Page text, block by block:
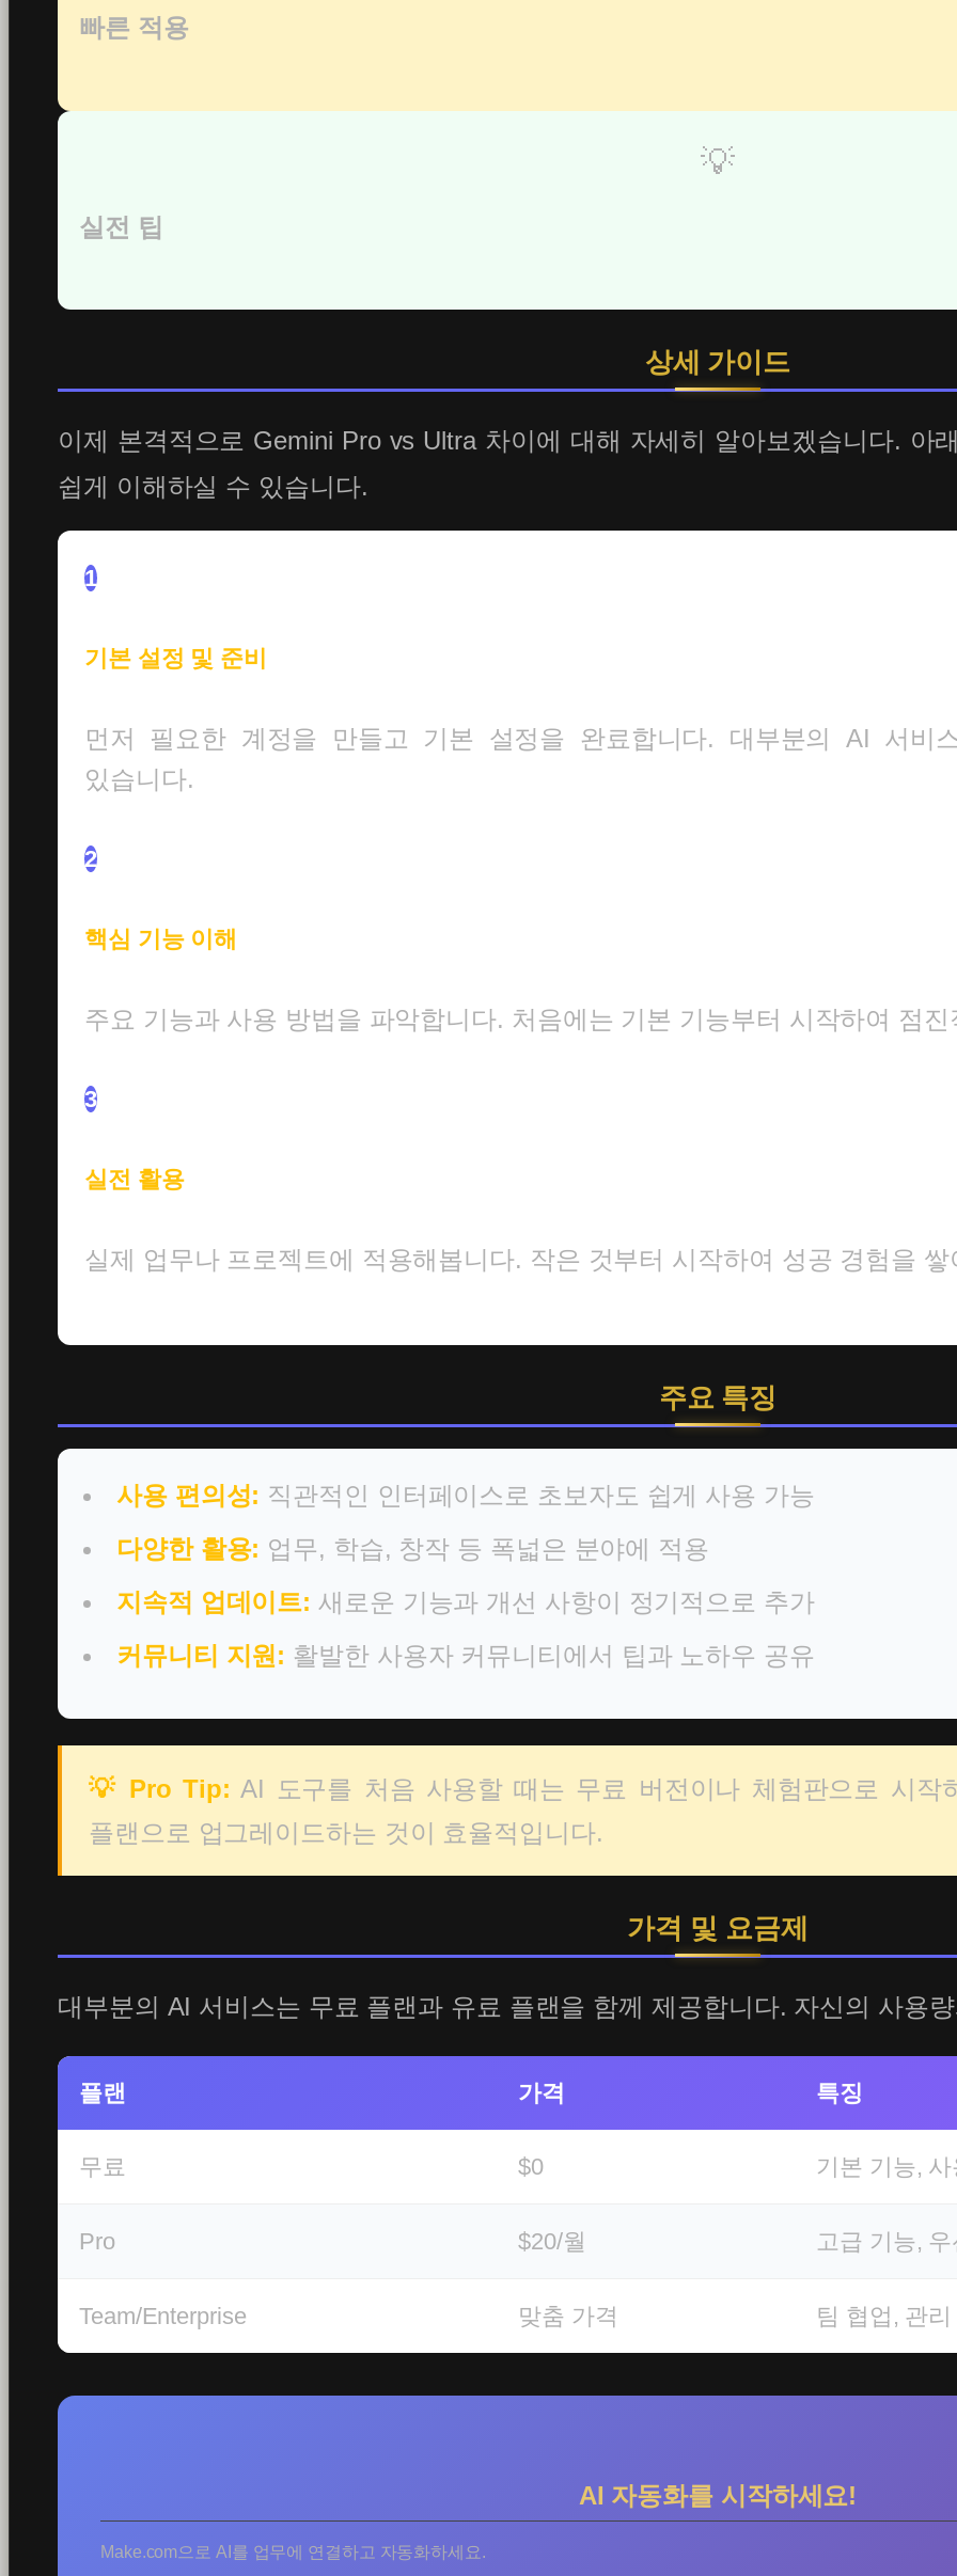
빠른 적용
💡
실전 팁
상세 가이드
이제 본격적으로 Gemini Pro vs Ultra 차이에 대해 자세히 알아보겠습니다. 아
쉽게 이해하실 수 있습니다.
1
기본 설정 및 준비
먼저 필요한 계정을 만들고 기본 설정을 완료합니다. 대부분의 AI 서비
있습니다.
2
핵심 기능 이해
주요 기능과 사용 방법을 파악합니다. 처음에는 기본 기능부터 시작하여 점
3
실전 활용
실제 업무나 프로젝트에 적용해봅니다. 작은 것부터 시작하여 성공 경험을 쌓
주요 특징
사용 편의성: 직관적인 인터페이스로 초보자도 쉽게 사용 가능
다양한 활용: 업무, 학습, 창작 등 폭넓은 분야에 적용
지속적 업데이트: 새로운 기능과 개선 사항이 정기적으로 추가
커뮤니티 지원: 활발한 사용자 커뮤니티에서 팁과 노하우 공유
💡 Pro Tip: AI 도구를 처음 사용할 때는 무료 버전이나 체험판으로 시작
플랜으로 업그레이드하는 것이 효율적입니다.
가격 및 요금제
대부분의 AI 서비스는 무료 플랜과 유료 플랜을 함께 제공합니다. 자신의 사용
플랜 가격 특징
무료 $0 기본 기능,
Pro $20/월 고급 기능, 우
Team/Enterprise 맞춤 가격 팀 협업, 관
AI 자동화를 시작하세요!
Make.com으로 AI를 업무에 연결하고 자동화하세요.